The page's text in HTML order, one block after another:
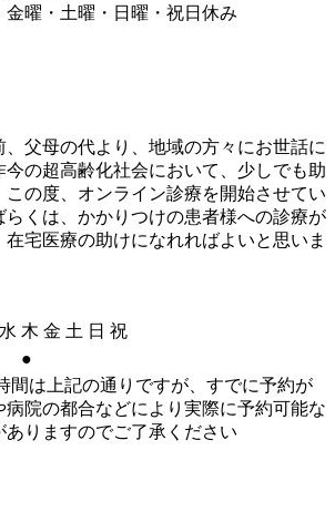
曜・土曜・日曜・祝日 休み
、父母の代より、地域の方々にお世話に
今の超高齢化社会において、少しでも助
この度、オンライン診療を開始させてい
らくは、かかりつけの患者様への診療が
在宅医療の助けになれればよいと思いま
水 木 金 土 日 祝
●
間は上記の通りですが、すでに予約が
院の都合などにより実際に予約可能な
ありますのでご了承ください